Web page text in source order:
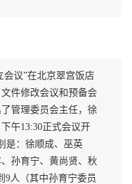
会议”在北京翠宫饭店
件修改会议和预备会
管理委员会主任，徐
午13:30正式会议开
是：徐顺成、巫英
孙育宁、黄尚贤、秋
9人（其中孙育宁委员